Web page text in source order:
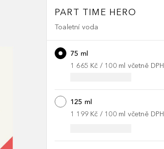
PART TIME HERO
Toaletní voda
75 ml
1 665 Kč / 100 ml včetně DPH
125 ml
1 199 Kč / 100 ml včetně DPH